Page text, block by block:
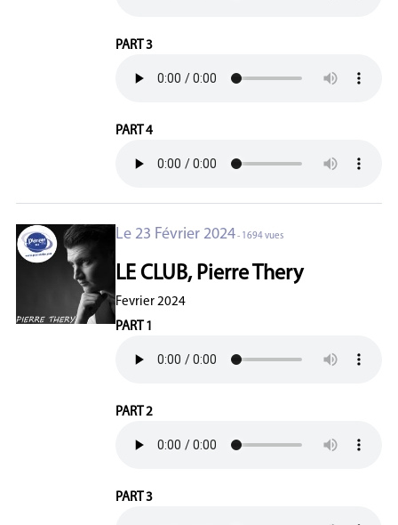
PART 3
PART 4
Le 23 Février 2024- 1694 vues
LE CLUB, Pierre Thery
Fevrier 2024
PART 1
PART 2
PART 3